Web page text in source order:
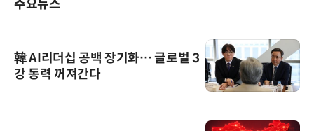
주요뉴스
韓 AI리더십 공백 장기화… 글로벌 3
강 동력 꺼져간다